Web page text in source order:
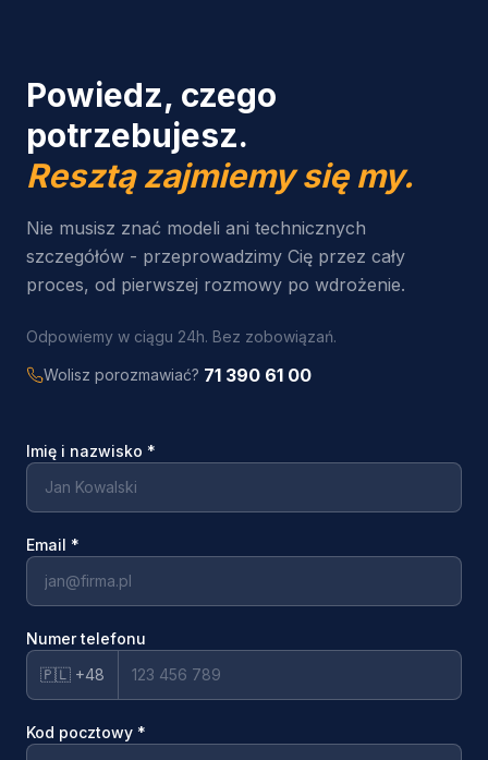
Powiedz, czego
potrzebujesz.
Resztą zajmiemy się my.
Nie musisz znać modeli ani technicznych
szczegółów - przeprowadzimy Cię przez cały
proces, od pierwszej rozmowy po wdrożenie.
Odpowiemy w ciągu 24h. Bez zobowiązań.
Wolisz porozmawiać? 71 390 61 00
Imię i nazwisko *
Email *
Numer telefonu
🇵🇱 +48
Kod pocztowy *